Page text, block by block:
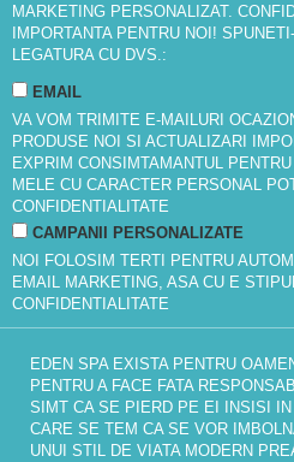
MARKETING PERSONALIZAT.
IMPORTANTA PENTRU NOI!
LEGATURA CU DVS.:
EMAIL
VA VOM TRIMITE E-MAILURI
PRODUSE NOI SI ACTUALIZARI
EXPRIM CONSIMTAMANTUL
MELE CU CARACTER PERSONAL
CONFIDENTIALITATE
CAMPANII PERSONALIZATE
NOI FOLOSIM TERTI PENTRU
EMAIL MARKETING, ASA CU E
CONFIDENTIALITATE
EDEN SPA EXISTA PENTRU
PENTRU A FACE FATA
SIMT CA SE PIERD PE EI INSISI
CARE SE TEM CA SE VOR
UNUI STIL DE VIATA MODERN